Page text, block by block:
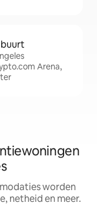
Arena,
worden
netheid en meer.